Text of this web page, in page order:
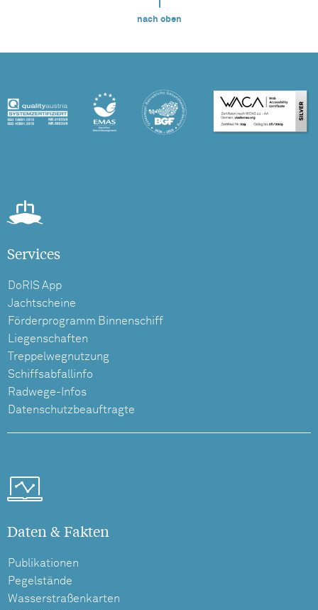
nach oben
Services
DoRIS App
Jachtscheine
Förderprogramm Binnenschiff
Liegenschaften
Treppelwegnutzung
Schiffsabfallinfo
Radwege-Infos
Datenschutzbeauftragte
Daten & Fakten
Publikationen
Pegelstände
Wasserstraßenkarten